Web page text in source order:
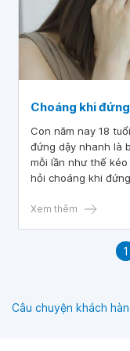
Choáng khi
Con năm nay 18
đứng dậy nhanh là
mỗi lần như thế
hỏi choáng khi
Xem thêm
1
Câu chuyện khách